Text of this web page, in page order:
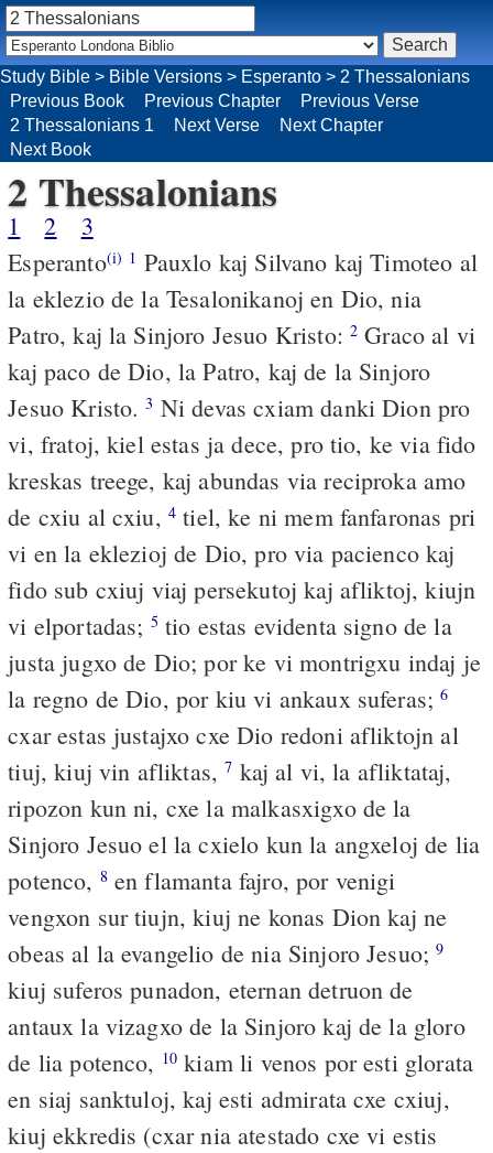
Study Bible > Bible Versions > Esperanto > 2 Thessalonians
Previous Book
Previous Chapter
Previous Verse
2 Thessalonians 1
Next Verse
Next Chapter
Next Book
2 Thessalonians
1 2
3
Esperanto(i) 1 Pauxlo kaj Silvano kaj Timoteo al
la eklezio de la Tesalonikanoj en Dio, nia
Patro, kaj la Sinjoro Jesuo Kristo: 2 Graco al vi
kaj paco de Dio, la Patro, kaj de la Sinjoro
Jesuo Kristo.3 Ni devas cxiam danki Dion pro
vi, fratoj, kiel estas ja dece, pro tio, ke via fido
kreskas treege, kaj abundas via reciproka amo
de cxiu al cxiu, 4 tiel, ke ni mem fanfaronas pri
vi en la eklezioj de Dio, pro via pacienco kaj
fido sub cxiuj viaj persekutoj kaj afliktoj, kiujn
vi elportadas; 5 tio estas evidenta signo de la
justa jugxo de Dio; por ke vi montrigxu indaj je
la regno de Dio, por kiu vi ankaux suferas;6
cxar estas justajxo cxe Dio redoni afliktojn al
tiuj, kiuj vin afliktas,7 kaj al vi, la afliktataj,
ripozon kun ni, cxe la malkasxigxo de la
Sinjoro Jesuo el la cxielo kun la angxeloj de lia
potenco, 8en flamanta fajro, por venigi
vengxon sur tiujn, kiuj ne konas Dion kaj ne
obeas al la evangelio de nia Sinjoro Jesuo;9
kiuj suferos punadon, eternan detruon de
antaux la vizagxo de la Sinjoro kaj de la gloro
de lia potenco, 10 kiam li venos por esti glorata
en siaj sanktuloj, kaj esti admirata cxe cxiuj,
kiuj ekkredis (cxar nia atestado cxe vi estis